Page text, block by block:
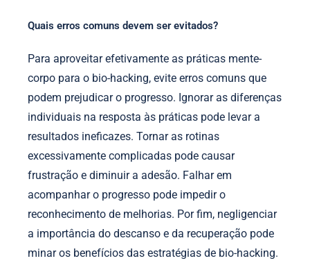
Quais erros comuns devem ser evitados?
Para aproveitar efetivamente as práticas mente-
corpo para o bio-hacking, evite erros comuns que
podem prejudicar o progresso. Ignorar as diferenças
individuais na resposta às práticas pode levar a
resultados ineficazes. Tornar as rotinas
excessivamente complicadas pode causar
frustração e diminuir a adesão. Falhar em
acompanhar o progresso pode impedir o
reconhecimento de melhorias. Por fim, negligenciar
a importância do descanso e da recuperação pode
minar os benefícios das estratégias de bio-hacking.